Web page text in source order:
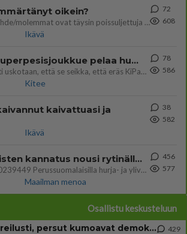
oikein?
Ystävyys/salainen suhde/molemmat ovat täysin poissuljettuja asioita? Nainen
Ikävä
72
608
Kiteen Pallon superpesisjoukkue pelaa huumeiden vaikutuksen alaisena
Huumerikos. Yleisesti uskotaan, että se seikka, että eräs KiPan pelaaja kärähtää huumeista, on vain jäävuoren huippu. M
Kitee
78
586
kaivattuasi ja
Ikävä
38
582
Perussuomalaisten kannatus nousi rytinällä Ylen tänään julkaisemassa tuoreimmassa gallup-kyselyssä.
https://yle.fi/a/74-20239449 Perussuomalaisilla hurja- ja ylivoimaisesti suurin nousu tässä uudessa Ylen gallupissa. Kyl
Maailman menoa
456
577
Osallistu keskusteluun
Jos SDP ei voita reilusti, persut kumoavat demokratian Suomesta
429